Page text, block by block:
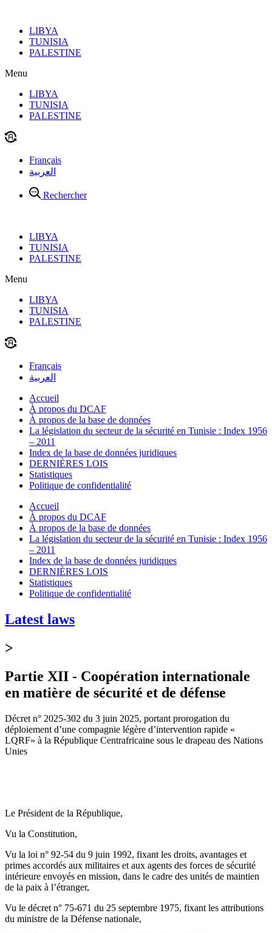
contenuLIBYA
TUNISIA
PALESTINE
Menu
LIBYA
TUNISIA
PALESTINE
Français
العربية
Rechercher
LIBYA
TUNISIA
PALESTINE
Menu
LIBYA
TUNISIA
PALESTINE
Français
العربية
Accueil
À propos du DCAF
À propos de la base de données
La législation du secteur de la sécurité en Tunisie : Index 1956
– 2011
Index de la base de données juridiques
DERNIÈRES LOIS
Statistiques
Politique de confidentialité
Accueil
À propos du DCAF
À propos de la base de données
La législation du secteur de la sécurité en Tunisie : Index 1956
– 2011
Index de la base de données juridiques
DERNIÈRES LOIS
Statistiques
Politique de confidentialité
Latest laws
>
Partie XII - Coopération internationale
en matière de sécurité et de défense
Décret n° 2025-302 du 3 juin 2025, portant prorogation du
déploiement d’une compagnie légère d’intervention rapide «
LQRF» à la République Centrafricaine sous le drapeau des Nations
Unies
Le Président de la République,
Vu la Constitution,
Vu la loi n° 92-54 du 9 juin 1992, fixant les droits, avantages et
primes accordés aux militaires et aux agents des forces de sécurité
intérieure envoyés en mission, dans le cadre des unités de maintien
de la paix à l’étranger,
Vu le décret n° 75-671 du 25 septembre 1975, fixant les attributions
du ministre de la Défense nationale,